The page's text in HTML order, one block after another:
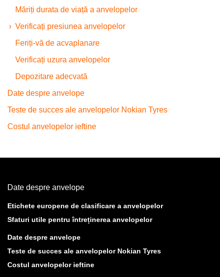
Măriți durata de viață a anvelopelor
Verificați presiunea anvelopelor
Feriți-vă de acvaplanare
Verificați uzura anvelopelor
Depozitare adecvată
Date despre anvelope
Teste de succes ale anvelopelor Nokian Tyres
Costul anvelopelor ieftine
Date despre anvelope
Etichete europene de clasificare a anvelopelor
Sfaturi utile pentru întreținerea anvelopelor
Date despre anvelope
Teste de succes ale anvelopelor Nokian Tyres
Costul anvelopelor ieftine